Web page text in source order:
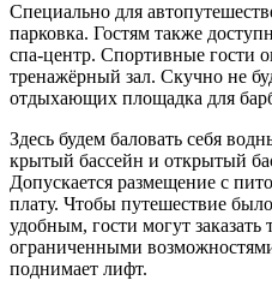
Специально для
парковка. Гостям также
спа-центр. Спортивные гости
тренажёрный зал. Скучно не
отдыхающих площадка для
Здесь будем баловать себя
крытый бассейн и открытый
Допускается размещение с
плату. Чтобы путешествие
удобным, гости могут заказать
ограниченными
поднимает лифт.